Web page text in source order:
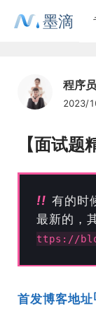
墨滴
程序
2023/
【面试
!! 有的时
最新的，
ttps://
首发博客地址